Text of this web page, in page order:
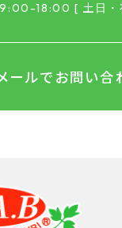
18:00 [ 土日・
ールでお問い合